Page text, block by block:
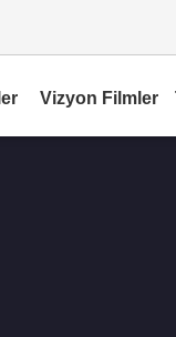
Vizyon Filmler